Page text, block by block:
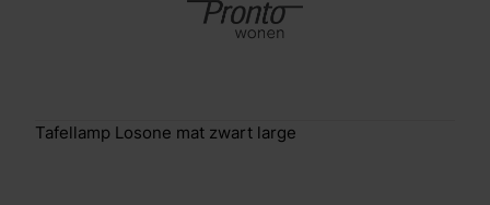
Tafellamp Losone mat zwart large